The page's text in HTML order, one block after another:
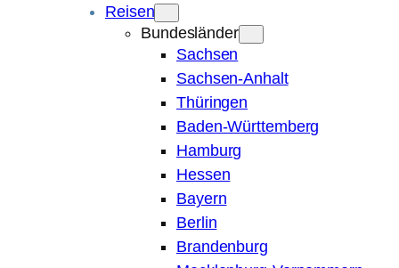
Reisen
Bundesländer
Sachsen
Sachsen-Anhalt
Thüringen
Baden-Württemberg
Hamburg
Hessen
Bayern
Berlin
Brandenburg